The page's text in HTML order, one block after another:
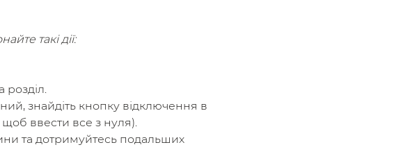
такі дії:
розділ.
знайдіть кнопку відключення в
щоб ввести все з нуля).
та дотримуйтесь подальших